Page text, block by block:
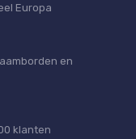
Europa
en
klanten